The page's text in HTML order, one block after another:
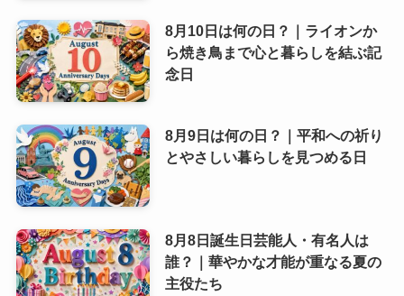
8月10日は何の日？｜ライオンか
ら焼き鳥まで心と暮らしを結ぶ記
念日
8月9日は何の日？｜平和への祈り
とやさしい暮らしを見つめる日
8月8日誕生日芸能人・有名人は
誰？｜華やかな才能が重なる夏の
主役たち